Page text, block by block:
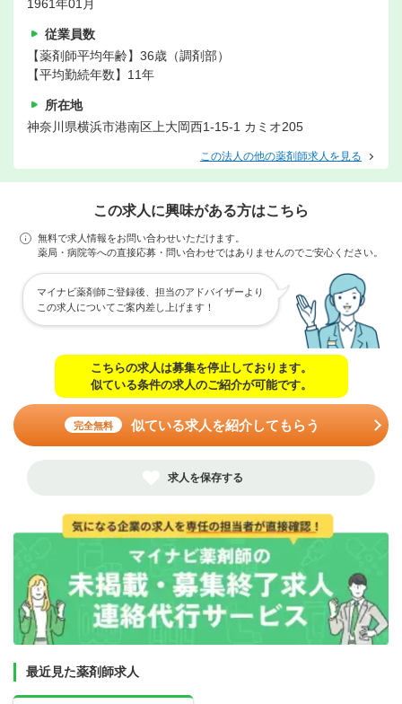
1961年01月
従業員数
【薬剤師平均年齢】36歳（調剤部）
【平均勤続年数】11年
所在地
神奈川県横浜市港南区上大岡西1-15-1 カミオ205
この法人の他の薬剤師求人を見る
この求人に興味がある方はこちら
無料で求人情報をお問い合わせいただけます。
薬局・病院等への直接応募・問い合わせではありませんのでご安心ください。
マイナビ薬剤師ご登録後、担当のアドバイザーより
この求人についてご案内差し上げます！
こちらの求人は募集を停止しております。
似ている条件の求人のご紹介が可能です。
完全無料 似ている求人を紹介してもらう
求人を保存する
最近見た薬剤師求人